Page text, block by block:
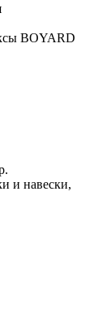
BOYARD
и навески,